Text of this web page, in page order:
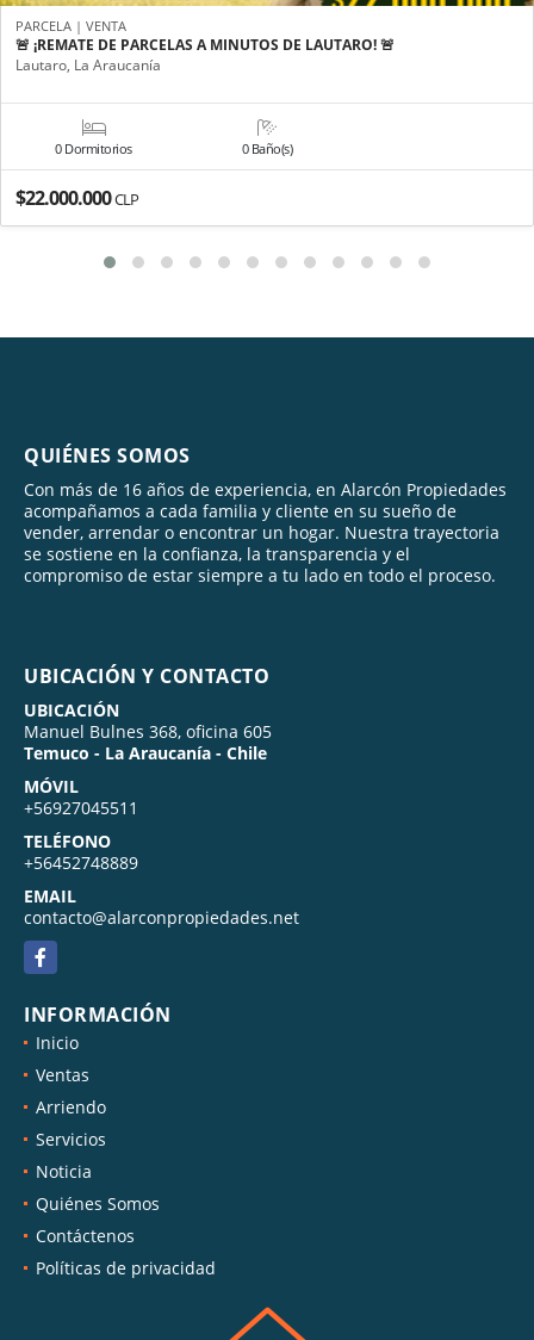
PARCELA | VENTA
🚨 ¡REMATE DE PARCELAS A MINUTOS DE LAUTARO! 🚨
Lautaro, La Araucanía
0 Dormitorios 0 Baño(s)
$22.000.000CLP
QUIÉNES SOMOS
Con más de 16 años de experiencia, en Alarcón Propiedades
acompañamos a cada familia y cliente en su sueño de
vender, arrendar o encontrar un hogar. Nuestra trayectoria
se sostiene en la confianza, la transparencia y el
compromiso de estar siempre a tu lado en todo el proceso.
UBICACIÓN Y CONTACTO
UBICACIÓN
Manuel Bulnes 368, oficina 605
Temuco - La Araucanía - Chile
MÓVIL
+56927045511
TELÉFONO
+56452748889
EMAIL
contacto@alarconpropiedades.net
Facebook
INFORMACIÓN
Inicio
Ventas
Arriendo
Servicios
Noticia
Quiénes Somos
Contáctenos
Políticas de privacidad